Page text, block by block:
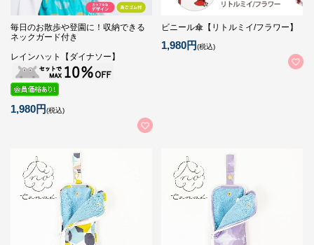
毎日のお散歩や登園に！収納できる
ネックガード付き
レインハット【ダイナソー】
1,980円(税込)
ビニール傘【リトルミイ/フラワー】
1,980円(税込)